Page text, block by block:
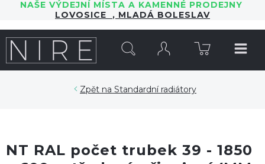
NAŠE VÝDEJNÍ MÍSTA A KAMENNÉ PRODEJNY
LOVOSICE , MLADÁ BOLESLAV
Standardní radiátory
NT RAL počet trubek 39 - 1850